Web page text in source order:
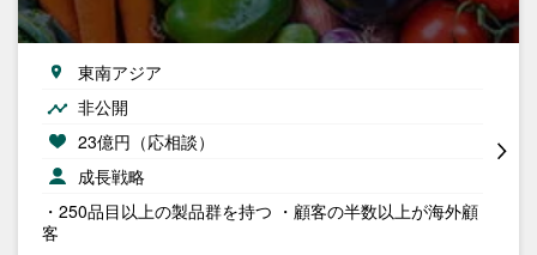
東南アジア
非公開
23億円（応相談）
成長戦略
・250品目以上の製品群を持つ ・顧客の半数以上が海外顧
客